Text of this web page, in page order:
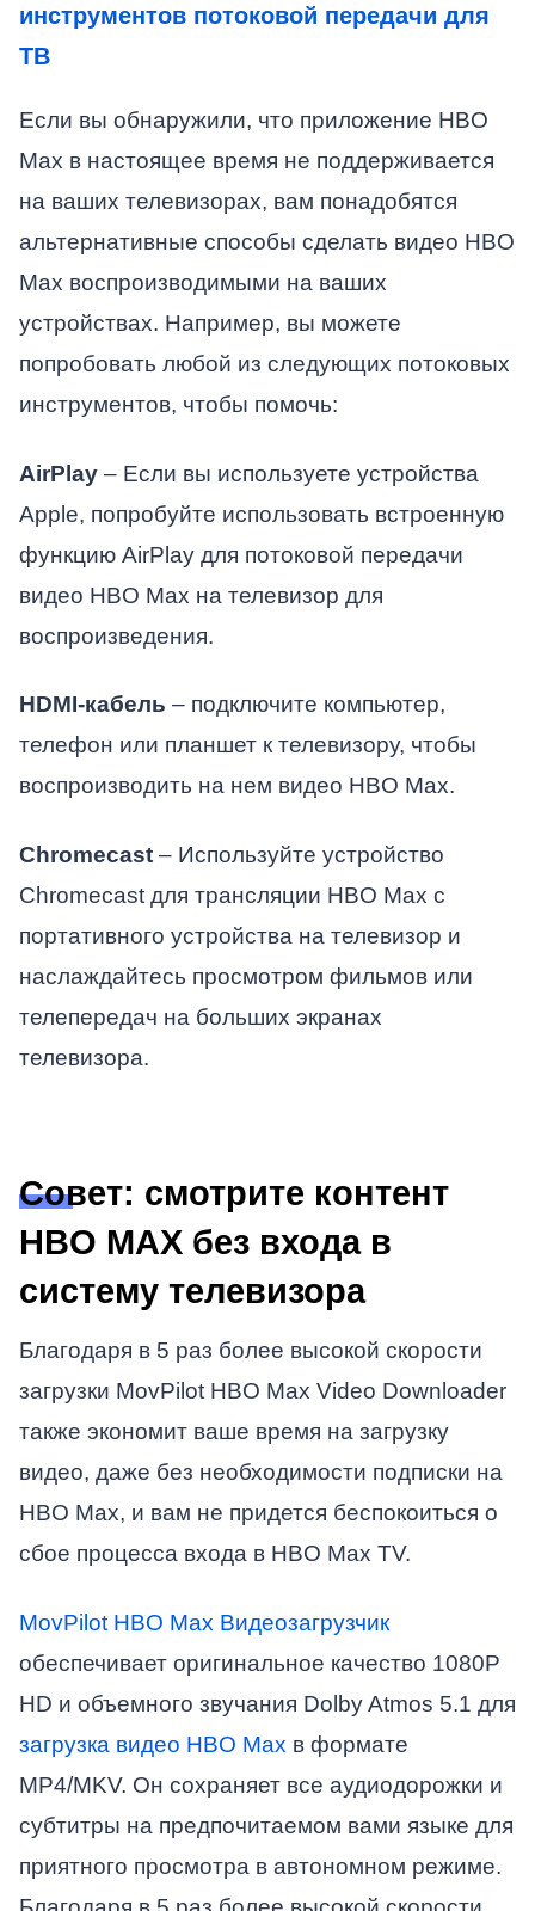
инструментов потоковой передачи для
ТВ
Если вы обнаружили, что приложение HBO
Max в настоящее время не поддерживается
на ваших телевизорах, вам понадобятся
альтернативные способы сделать видео HBO
Max воспроизводимыми на ваших
устройствах. Например, вы можете
попробовать любой из следующих потоковых
инструментов, чтобы помочь:
AirPlay– Если вы используете устройства
Apple, попробуйте использовать встроенную
функцию AirPlay для потоковой передачи
видео HBO Max на телевизор для
воспроизведения.
HDMI-кабель – подключите компьютер,
телефон или планшет к телевизору, чтобы
воспроизводить на нем видео HBO Max.
Chromecast– Используйте устройство
Chromecast для трансляции HBO Max с
портативного устройства на телевизор и
наслаждайтесь просмотром фильмов или
телепередач на больших экранах
телевизора.
Совет: смотрите контент
HBO MAX без входа в
систему телевизора
Благодаря в 5 раз более высокой скорости
загрузки MovPilot HBO Max Video Downloader
также экономит ваше время на загрузку
видео, даже без необходимости подписки на
HBO Max, и вам не придется беспокоиться о
сбое процесса входа в HBO Max TV.
MovPilot HBO Max Видеозагрузчик
обеспечивает оригинальное качество 1080P
HD и объемного звучания Dolby Atmos 5.1 для
загрузка видео HBO Max в формате
MP4/MKV. Он сохраняет все аудиодорожки и
субтитры на предпочитаемом вами языке для
приятного просмотра в автономном режиме.